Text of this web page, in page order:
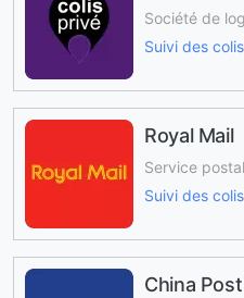
Société de
Suivi des
Royal Mail
Service
Suivi des
China